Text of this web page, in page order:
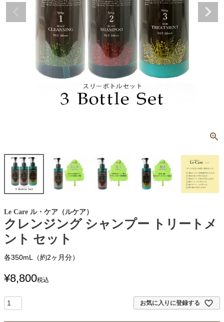
Le Care ル・ケア（ルケア）
クレンジング シャンプー トリートメ
ント セット
各350mL（約2ヶ月分）
¥8,800税込
お気に入りに登録する